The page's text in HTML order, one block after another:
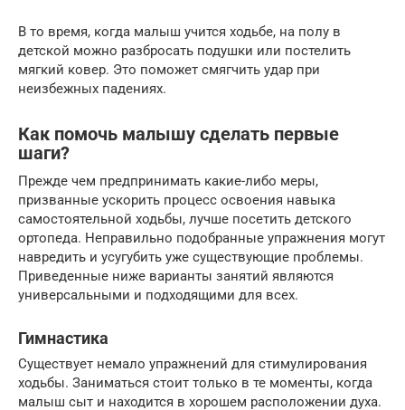
В то время, когда малыш учится ходьбе, на полу в
детской можно разбросать подушки или постелить
мягкий ковер. Это поможет смягчить удар при
неизбежных падениях.
Как помочь малышу сделать первые
шаги?
Прежде чем предпринимать какие-либо меры,
призванные ускорить процесс освоения навыка
самостоятельной ходьбы, лучше посетить детского
ортопеда. Неправильно подобранные упражнения могут
навредить и усугубить уже существующие проблемы.
Приведенные ниже варианты занятий являются
универсальными и подходящими для всех.
Гимнастика
Существует немало упражнений для стимулирования
ходьбы. Заниматься стоит только в те моменты, когда
малыш сыт и находится в хорошем расположении духа.